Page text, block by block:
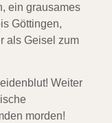
ein grausames
Göttingen,
als Geisel zum
Weiter
morden!